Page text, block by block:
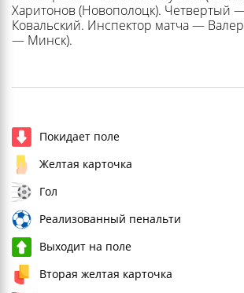
Харитонов (Новополоцк). Четвертый
Ковальский. Инспектор матча —
— Минск).
Покидает поле
Желтая карточка
Гол
Реализованный пенальти
Выходит на поле
Вторая желтая карточка